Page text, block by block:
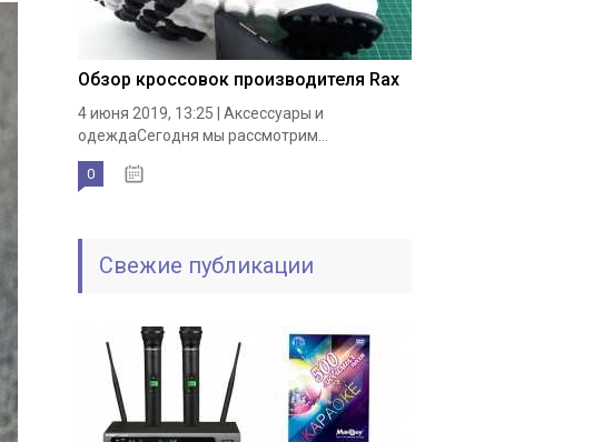
Обзор кроссовок производителя Rax
4 июня 2019, 13:25 | Аксессуары и
одеждаСегодня мы рассмотрим...
0
Свежие публикации